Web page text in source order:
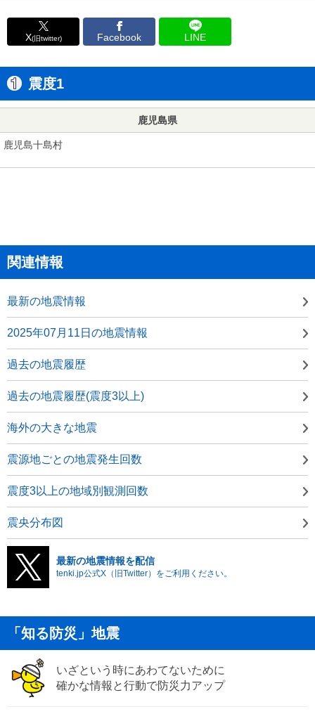
X(旧twitter) Facebook LINE
震度1
鹿児島県
鹿児島十島村
関連情報
最新の地震情報
2025年07月11日の地震情報
過去の地震履歴
過去の地震履歴(震度3以上)
海外の大きな地震
震源地ごとの地震発生回数
震度3以上の地域別観測回数
震央分布図
最新の地震情報を配信
tenki.jp公式X（旧Twitter）をご利用ください。
「知る防災」地震
いざという時にあわてないために
確かな情報と行動で防災力アップ